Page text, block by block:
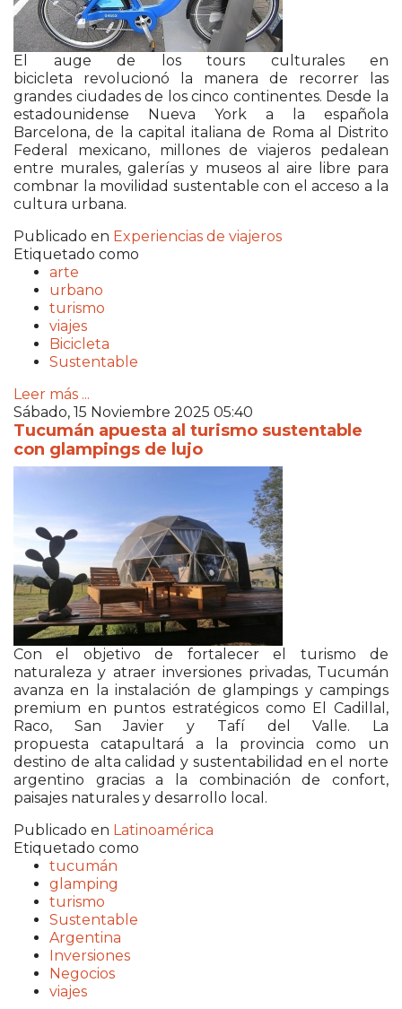
El auge de los tours culturales en
bicicleta revolucionó la manera de recorrer las
grandes ciudades de los cinco continentes. Desde la
estadounidense Nueva York a la española
Barcelona, de la capital italiana de Roma al Distrito
Federal mexicano, millones de viajeros pedalean
entre murales, galerías y museos al aire libre para
combnar la movilidad sustentable con el acceso a la
cultura urbana.
Publicado en Experiencias de viajeros
Etiquetado como
arte
urbano
turismo
viajes
Bicicleta
Sustentable
Leer más ...
Sábado, 15 Noviembre 2025 05:40
Tucumán apuesta al turismo sustentable
con glampings de lujo
Con el objetivo de fortalecer el turismo de
naturaleza y atraer inversiones privadas, Tucumán
avanza en la instalación de glampings y campings
premium en puntos estratégicos como El Cadillal,
Raco, San Javier y Tafí del Valle. La
propuesta catapultará a la provincia como un
destino de alta calidad y sustentabilidad en el norte
argentino gracias a la combinación de confort,
paisajes naturales y desarrollo local.
Publicado en Latinoamérica
Etiquetado como
tucumán
glamping
turismo
Sustentable
Argentina
Inversiones
Negocios
viajes